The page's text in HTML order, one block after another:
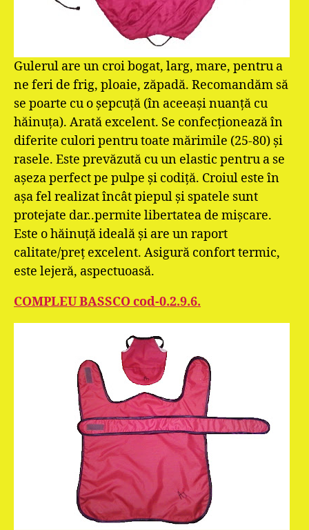
Gulerul are un croi bogat, larg, mare, pentru a
ne feri de frig, ploaie, zăpadă. Recomandăm să
se poarte cu o şepcuţă (în aceeaşi nuanţă cu
hăinuţa). Arată excelent. Se confecţionează în
diferite culori pentru toate mărimile (25-80) şi
rasele. Este prevăzută cu un elastic pentru a se
aşeza perfect pe pulpe şi codiţă. Croiul este în
aşa fel realizat încât piepul şi spatele sunt
protejate dar..permite libertatea de mişcare.
Este o hăinuţă ideală şi are un raport
calitate/preţ excelent. Asigură confort termic,
este lejeră, aspectuoasă.
COMPLEU BASSCO cod-0.2.9.6.